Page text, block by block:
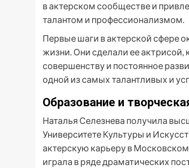
в актерском сообществе и
талантом и профессионализмом.
Первые шаги в актерской сфере
жизни. Они сделали ее
совершенству и постоянное
одной из самых талантливых и
Образование и
Наталья Селезнева получила
Университете Культуры и
актерскую карьеру в
играла в ряде драматических